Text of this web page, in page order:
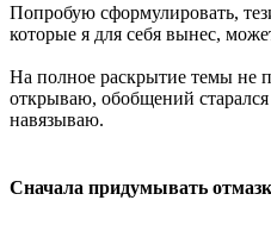
Попробую сформулировать,
которые я для себя вынес,
На полное раскрытие темы не
открываю, обобщений
навязываю.
Сначала придумывать